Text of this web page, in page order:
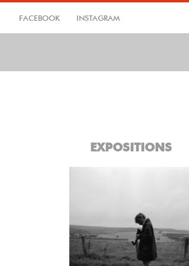
FACEBOOK INSTAGRAM
EXPOSITIONS